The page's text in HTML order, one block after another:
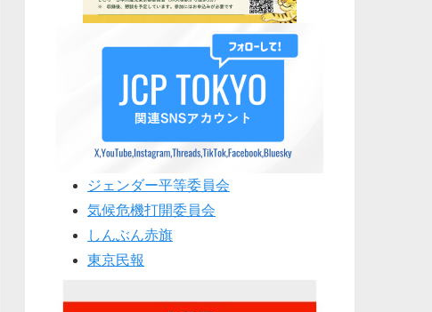
ジェンダー平等委員会
気候危機打開委員会
しんぶん赤旗
東京民報